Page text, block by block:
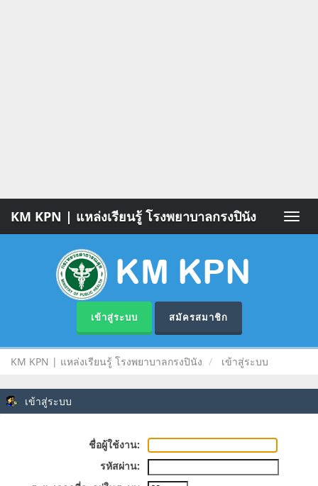
Toggle
KM KPN | แหล่งเรียนรู้ โรงพยาบาลกรงปินัง
เข้าสู่ระบบ สมัครสมาชิก
KM KPN | แหล่งเรียนรู้ โรงพยาบาลกรงปินัง เข้าสู่ระบบ
เข้าสู่ระบบ
ชื่อผู้ใช้งาน:
รหัสผ่าน: